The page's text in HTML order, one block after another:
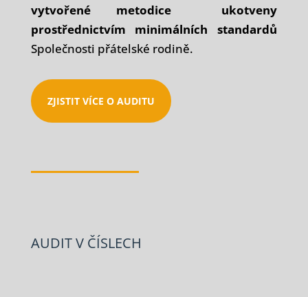
vytvořené metodice ukotveny
prostřednictvím minimálních standardů
Společnosti přátelské rodině.
ZJISTIT VÍCE O AUDITU
AUDIT V ČÍSLECH